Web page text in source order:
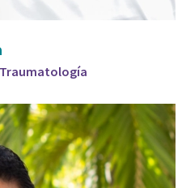
Traumatología